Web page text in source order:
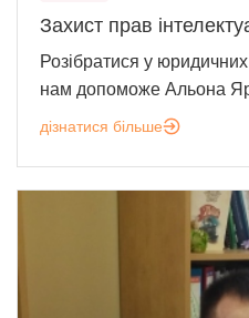
Захист прав
Розібратися у
нам допоможе Альона
дізнатися більше